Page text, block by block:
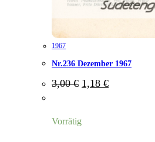
1967
Nr.236 Dezember 1967
3,00€ Ursprünglicher
Preis
1,18 €Aktueller
Preis
Vorrätig